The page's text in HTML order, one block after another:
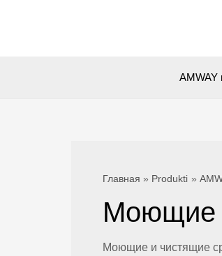
AMWAY
Главная Produkti
Моющие
Моющие и чистящие